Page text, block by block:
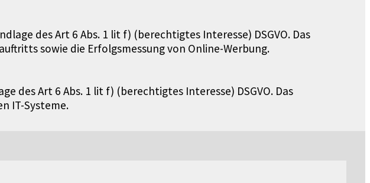
des Art 6 Abs. 1 lit f) (berechtigtes Interesse) DSGVO. Das
sowie die Erfolgsmessung von Online-Werbung.
des Art 6 Abs. 1 lit f) (berechtigtes Interesse) DSGVO. Das
IT-Systeme.